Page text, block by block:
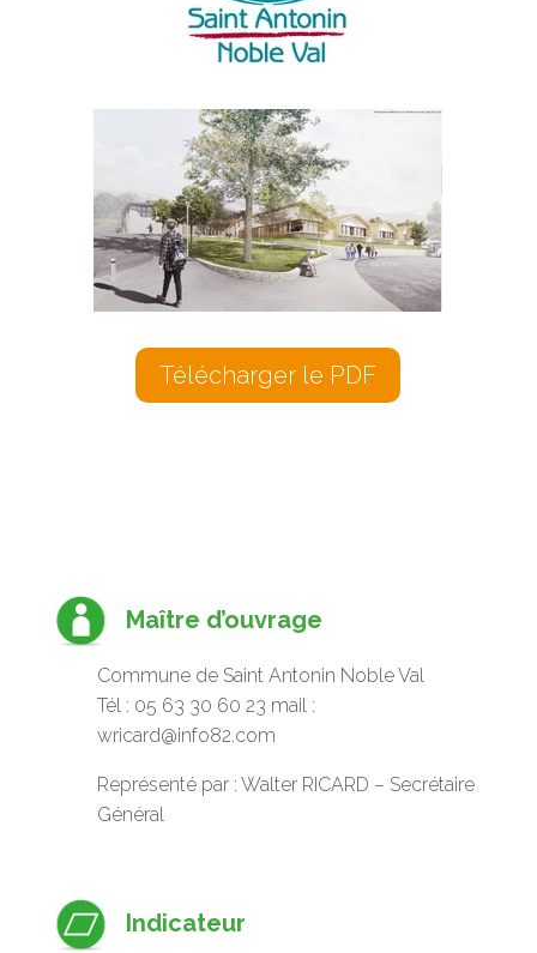
Télécharger le PDF
Maître d’ouvrage
Commune de Saint Antonin Noble Val
Tél : 05 63 30 60 23 mail :
wricard@info82.com
Représenté par : Walter RICARD – Secrétaire
Général
Indicateur